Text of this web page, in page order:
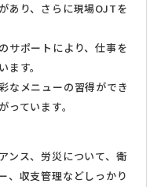
あり、さらに現場OJTを
サポートにより、仕事を
す。
なメニューの習得ができ
ています。
ンス、労災について、衛
、収支管理などしっかり